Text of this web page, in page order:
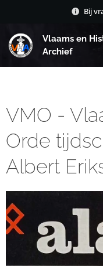
Bij
Vlaams en
Archief
VMO -
Orde
Albert